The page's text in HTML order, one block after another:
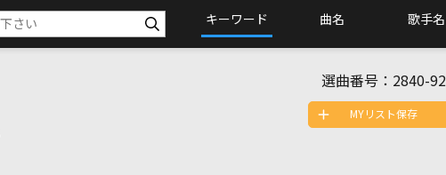
キーワード 曲名 歌手名
選曲番号： 2840-92
MYリスト保存